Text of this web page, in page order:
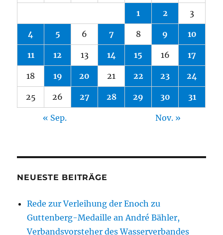
1 2 3
4 5 6 7 8 9 10
11 12 13 14 15 16 17
18 19 20 21 22 23 24
25 26 27 28 29 30 31
« Sep. Nov. »
NEUESTE BEITRÄGE
Rede zur Verleihung der Enoch zu
Guttenberg-Medaille an André Bähler,
Verbandsvorsteher des Wasserverbandes